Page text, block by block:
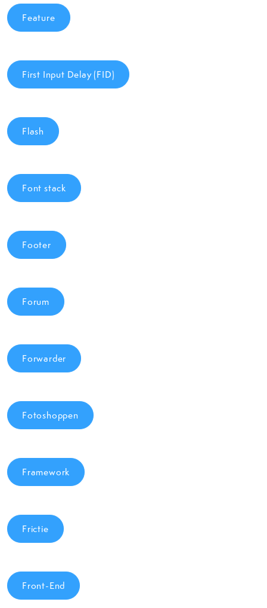
Feature
First Input Delay (FID)
Flash
Font stack
Footer
Forum
Forwarder
Fotoshoppen
Framework
Frictie
Front-End